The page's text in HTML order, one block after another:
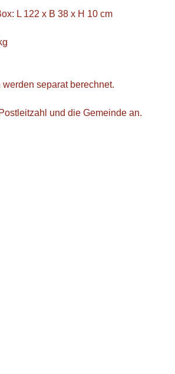
L 122 x B 38 x H 10 cm
separat berechnet.
und die Gemeinde an.